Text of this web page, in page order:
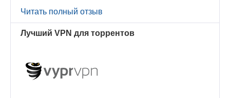
Читать полный отзыв
Лучший VPN для торрентов